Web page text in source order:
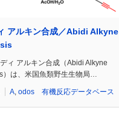
アルキン合成／Abidi Alkyne
ィ アルキン合成（Abidi Alkyne
）は、米国魚類野生生物局…
A, odos 有機反応データベース